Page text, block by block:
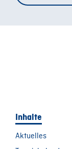
Inhalte
Aktuelles